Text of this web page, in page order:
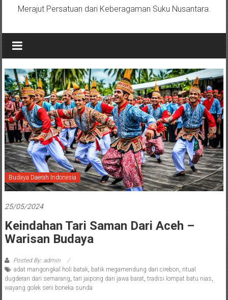
Merajut Persatuan dari Keberagaman Suku Nusantara.
Budaya Daerah Indonesia
25/05/2024
Keindahan Tari Saman Dari Aceh –
Warisan Budaya
Posted By: admin
adat mangongkal holi batak, batik megamendung dari cirebon ritual
dugderan dari semarang tari jaipong dari jawa barat tradisi lompat batu nias
wayang golek seni boneka sunda